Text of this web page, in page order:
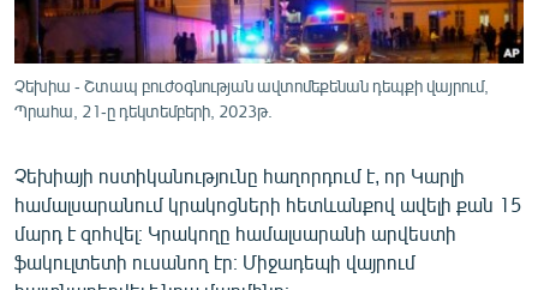
ՍՊՈՐՏ
ՄԵԿՆԱԲԱՆՈՒԹՅՈՒՆ
ՏՏ ԵՒ ԻՆՏԵՐՆԵՏ
ԱՐԽԻՎ
ՏԵՍԱՆՅՈՒԹԵՐ
ԲԱՆԱՎԵՃ
Չեխիա - Շտապ բուժօգնության ավտոմեքենան դեպքի վայրում,
Պրահա, 21-ը դեկտեմբերի, 2023թ.
Չեխիայի ոստիկանությունը հաղորդում է, որ Կարլի
համալսարանում կրակոցների հետևանքով ավելի քան 15
մարդ է զոհվել։ Կրակողը համալսարանի արվեստի
ֆակուլտետի ուսանող էր։ Միջադեպի վայրում